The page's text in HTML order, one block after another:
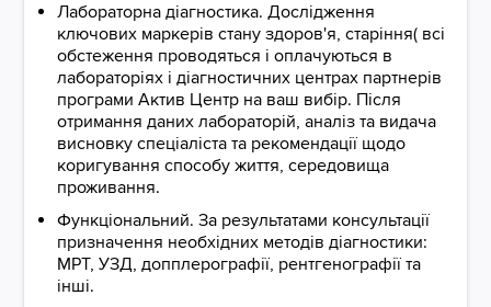
Лабораторна діагностика. Дослідження
ключових маркерів стану здоров'я, старіння( всі
обстеження проводяться і оплачуються в
лабораторіях і діагностичних центрах партнерів
програми Актив Центр на ваш вибір. Після
отримання даних лабораторій, аналіз та видача
висновку спеціаліста та рекомендації щодо
коригування способу життя, середовища
проживання.
Функціональний. За результатами консультації
призначення необхідних методів діагностики:
МРТ, УЗД, допплерографії, рентгенографії та
інші.